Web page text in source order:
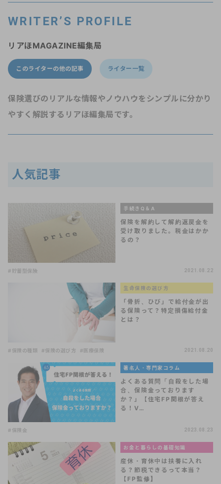
WRITER’S PROFILE
リアほMAGAZINE編集局
このライターの他の記事 ライター一覧
保険選びのリアルな情報やノウハウをシンプルに分かり
やすく解説するリアほ編集局です。
人気記事
手続きQ＆A
保険を解約して解約返戻金を
受け取りました。税金はかか
るの？
#貯蓄型保険 2021.08.22
生命保険の選び方
「骨折、ひび」で給付金が出
る保険って？特定損傷給付金
とは？
#保険の種類 #保険の選び方 #医療保険 2021.08.20
著名人・専門家コラム
よくある質問「自殺をした場
合、保険金っております
か？」【住宅FP関根が答え
る！V…
#保険金 2023.08.23
お金と暮らしの基礎知識
産休・育休中は扶養に入れ
る？節税できるって本当？
【FP監修】